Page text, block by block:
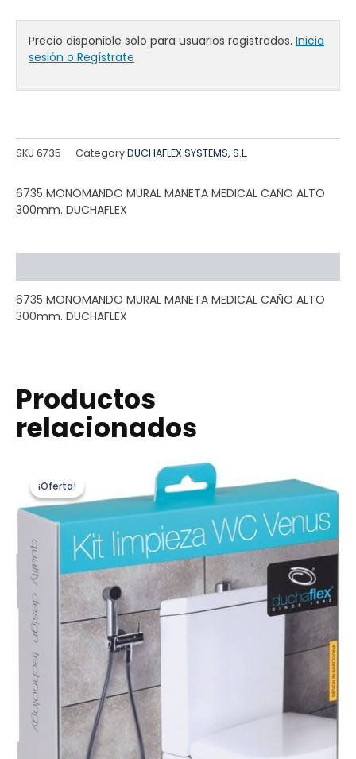
Precio disponible solo para usuarios registrados. Inicia
sesión o Regístrate
SKU 6735 CategoryDUCHAFLEX SYSTEMS, S.L.
6735 MONOMANDO MURAL MANETA MEDICAL CAÑO ALTO
300mm. DUCHAFLEX
6735 MONOMANDO MURAL MANETA MEDICAL CAÑO ALTO
300mm. DUCHAFLEX
Productos
relacionados
¡Oferta!
¡Oferta!